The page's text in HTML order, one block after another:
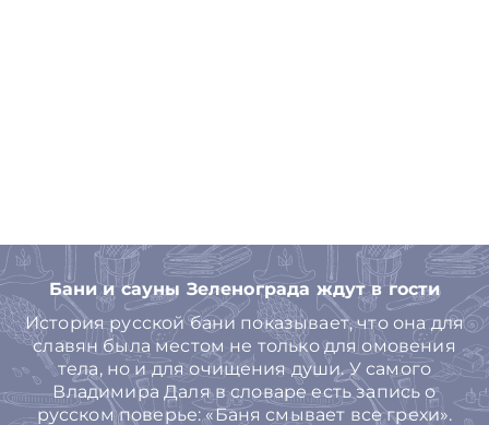
Бани и сауны Зеленограда ждут в гости
История русской бани показывает, что она для
славян была местом не только для омовения
тела, но и для очищения души. У самого
Владимира Даля в словаре есть запись о
русском поверье: «Баня смывает все грехи».